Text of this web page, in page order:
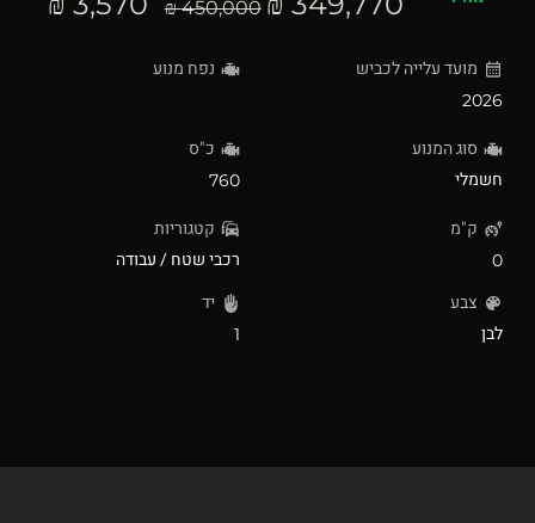
450,000 ₪
מועד עלייה לכביש
2026
נפח מנוע
סוג המנוע
חשמלי
כ"ס
760
ק"מ
0
קטגוריות
רכבי שטח / עבודה
צבע
לבן
יד
1